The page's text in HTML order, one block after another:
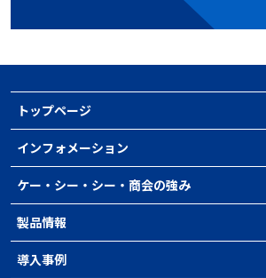
トップページ
インフォメーション
ケー・シー・シー・商会の強み
製品情報
導入事例